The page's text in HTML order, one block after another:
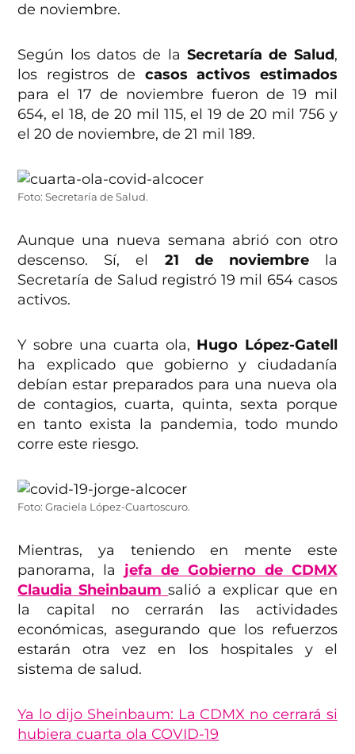
de noviembre.
Según los datos de la Secretaría de Salud,
los registros de casos activos estimados
para el 17 de noviembre fueron de 19 mil
654, el 18, de 20 mil 115, el 19 de 20 mil 756 y
el 20 de noviembre, de 21 mil 189.
Foto: Secretaría de Salud.
Aunque una nueva semana abrió con otro
descenso. Sí, el 21 de noviembrela
Secretaría de Salud registró 19 mil 654 casos
activos.
Y sobre una cuarta ola, Hugo López-Gatell
ha explicado que gobierno y ciudadanía
debían estar preparados para una nueva ola
de contagios, cuarta, quinta, sexta porque
en tanto exista la pandemia, todo mundo
corre este riesgo.
Foto: Graciela López-Cuartoscuro.
Mientras, ya teniendo en mente este
panorama, la jefa de Gobierno de CDMX
Claudia Sheinbaum salió a explicar que en
la capital no cerrarán las actividades
económicas, asegurando que los refuerzos
estarán otra vez en los hospitales y el
sistema de salud.
Ya lo dijo Sheinbaum: La CDMX no cerrará si
hubiera cuarta ola COVID-19